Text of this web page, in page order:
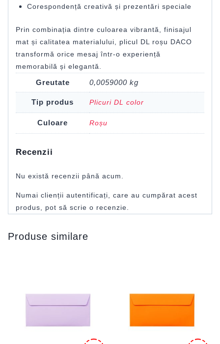
Corespondență creativă și prezentări speciale
Prin combinația dintre culoarea vibrantă, finisajul
mat și calitatea materialului, plicul DL roșu DACO
transformă orice mesaj într-o experiență
memorabilă și elegantă.
Greutate 0,0059000 kg
Tip produs Plicuri DL color
Culoare Roșu
Recenzii
Nu există recenzii până acum.
Numai clienții autentificați, care au cumpărat acest
produs, pot să scrie o recenzie.
Produse similare